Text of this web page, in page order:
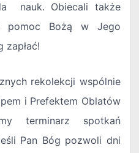
nauk. Obiecali także
Bożą w Jego
zapłać!
rekolekcji wspólnie
i Prefektem Oblatów
terminarz spotkań
Pan Bóg pozwoli dni